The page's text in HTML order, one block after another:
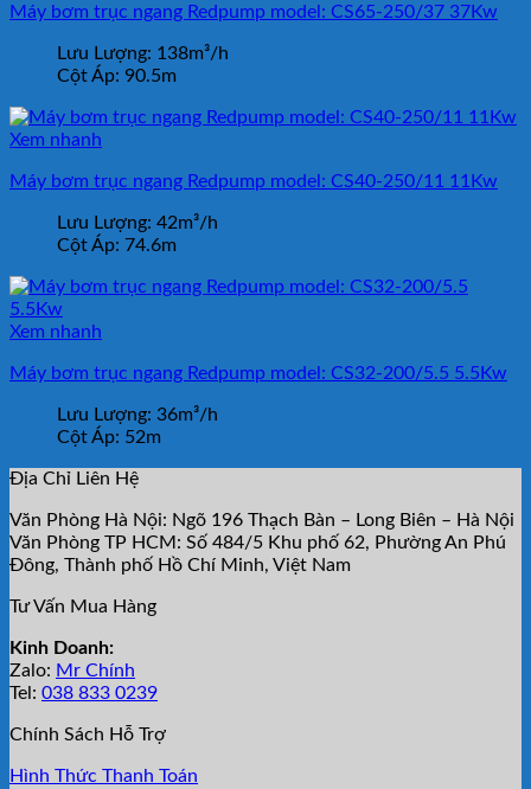
Máy bơm trục ngang Redpump model: CS65-250/37 37Kw
Lưu Lượng: 138m³/h
Cột Áp: 90.5m
Xem nhanh
Máy bơm trục ngang Redpump model: CS40-250/11 11Kw
Lưu Lượng: 42m³/h
Cột Áp: 74.6m
Xem nhanh
Máy bơm trục ngang Redpump model: CS32-200/5.5 5.5Kw
Lưu Lượng: 36m³/h
Cột Áp: 52m
Địa Chỉ Liên Hệ
Văn Phòng Hà Nội: Ngõ 196 Thạch Bàn – Long Biên – Hà Nội
Văn Phòng TP HCM: Số 484/5 Khu phố 62, Phường An Phú
Đông, Thành phố Hồ Chí Minh, Việt Nam
Tư Vấn Mua Hàng
Kinh Doanh:
Zalo: Mr Chính
Tel: 038 833 0239
Chính Sách Hỗ Trợ
Hình Thức Thanh Toán